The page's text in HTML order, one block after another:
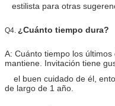
estilista para otras
Q4. ¿Cuánto tiempo dura?
A: Cuánto tiempo los
mantiene. Invitación tiene
el buen cuidado de él,
de largo de 1 año.